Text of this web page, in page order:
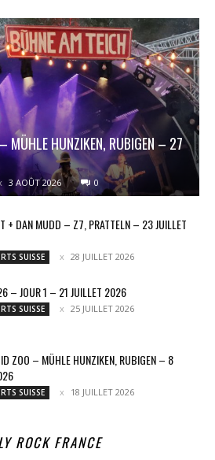
MÜHLE HUNZIKEN, RUBIGEN – 27
3 AOÛT 2026 0
+ DAN MUDD – Z7, PRATTELN – 23 JUILLET
SUISSE 28 JUILLET 2026
– JOUR 1 – 21 JUILLET 2026
SUISSE 25 JUILLET 2026
ZOO – MÜHLE HUNZIKEN, RUBIGEN – 8
SUISSE 18 JUILLET 2026
ROCK FRANCE